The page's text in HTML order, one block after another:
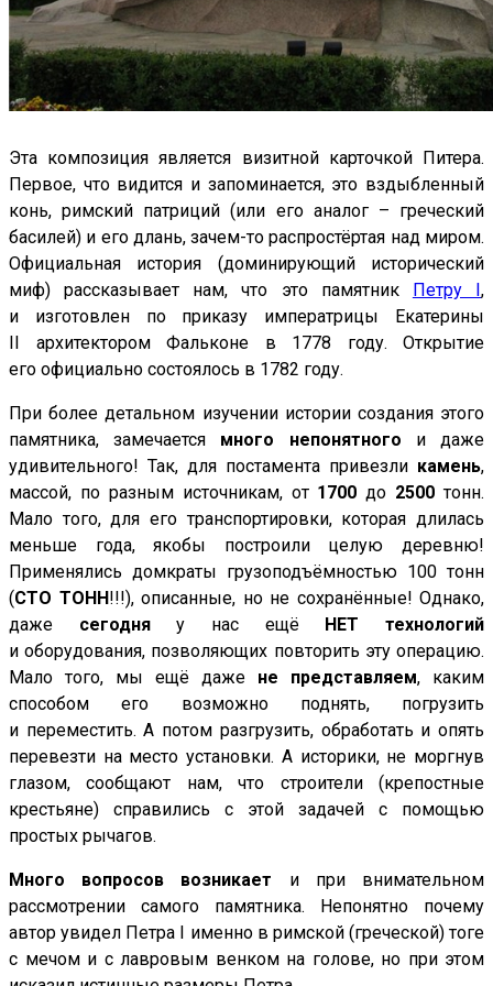
Эта композиция является визитной карточкой Питера.
Первое, что видится и запоминается, это вздыбленный
конь, римский патриций (или его аналог – греческий
басилей) и его длань, зачем-то распростёртая над миром.
Официальная история (доминирующий исторический
миф) рассказывает нам, что это памятник
Петру I,
и изготовлен по приказу императрицы Екатерины
II архитектором Фальконе в 1778 году. Открытие
его официально состоялось в 1782 году.
При более детальном изучении истории создания этого
памятника, замечается много непонятного и даже
удивительного! Так, для постамента привезли камень,
массой, по разным источникам, от 1700 до 2500 тонн.
Мало того, для его транспортировки, которая длилась
меньше года, якобы построили целую деревню!
Применялись домкраты грузоподъёмностью 100 тонн
(СТО ТОНН !!!), описанные, но не сохранённые! Однако,
даже сегодняу нас ещё НЕТ
технологий
и оборудования, позволяющих повторить эту операцию.
Мало того, мы ещё даже не представляем, каким
способом его возможно поднять, погрузить
и переместить. А потом разгрузить, обработать и опять
перевезти на место установки. А историки, не моргнув
глазом, сообщают нам, что строители (крепостные
крестьяне) справились с этой задачей с помощью
простых рычагов.
Много вопросов возникает и при внимательном
рассмотрении самого памятника. Непонятно почему
автор увидел Петра I именно в римской (греческой) тоге
с мечом и с лавровым венком на голове, но при этом